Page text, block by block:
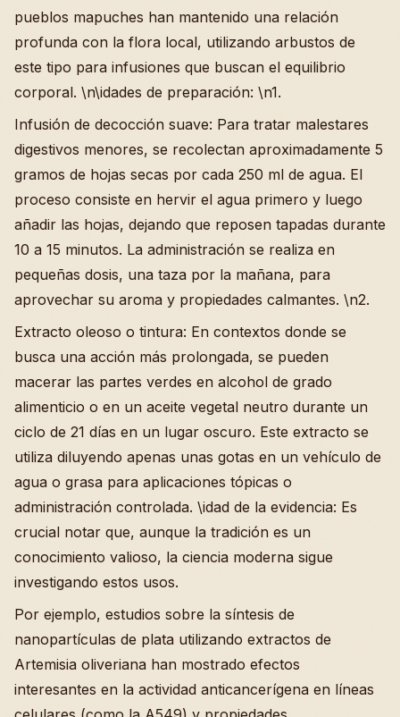
pueblos mapuches han mantenido una relación
profunda con la flora local, utilizando arbustos de
este tipo para infusiones que buscan el equilibrio
corporal. \n\idades de preparación: \n1.
Infusión de decocción suave: Para tratar malestares
digestivos menores, se recolectan aproximadamente 5
gramos de hojas secas por cada 250 ml de agua. El
proceso consiste en hervir el agua primero y luego
añadir las hojas, dejando que reposen tapadas durante
10 a 15 minutos. La administración se realiza en
pequeñas dosis, una taza por la mañana, para
aprovechar su aroma y propiedades calmantes. \n2.
Extracto oleoso o tintura: En contextos donde se
busca una acción más prolongada, se pueden
macerar las partes verdes en alcohol de grado
alimenticio o en un aceite vegetal neutro durante un
ciclo de 21 días en un lugar oscuro. Este extracto se
utiliza diluyendo apenas unas gotas en un vehículo de
agua o grasa para aplicaciones tópicas o
administración controlada. \idad de la evidencia: Es
crucial notar que, aunque la tradición es un
conocimiento valioso, la ciencia moderna sigue
investigando estos usos.
Por ejemplo, estudios sobre la síntesis de
nanopartículas de plata utilizando extractos de
Artemisia oliveriana han mostrado efectos
interesantes en la actividad anticancerígena en líneas